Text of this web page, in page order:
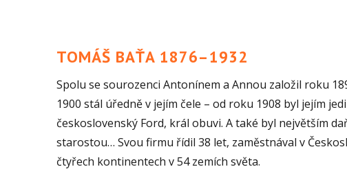
TOMÁŠ BAŤA 1876–1932
Spolu se sourozenci Antonínem a Annou založil roku
1900 stál úředně v jejím čele – od roku 1908 byl jejím
československý Ford, král obuvi. A také byl největším
starostou… Svou firmu řídil 38 let, zaměstnával v
čtyřech kontinentech v 54 zemích světa.